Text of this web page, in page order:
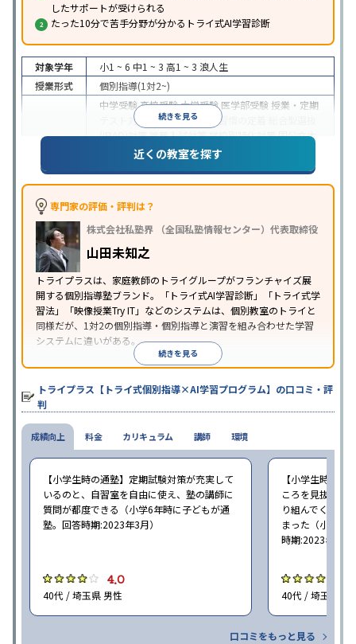
したサポートが受けられる
たった10分で苦手分野が分かるトライ式AI学習診断
続きを見る
対象学年 小1 ~ 6 中1 ~ 3 高1 ~ 3 浪人生
授業形式
個別指導(1対2~)
中学受験高校受験大学受験 医学部受験 授業・定期
テスト対策
内申点対策 学習習慣の定着
(旧AO)対策推薦入試対策学校別特化対策国公立大
私大対策共通テスト対策
英語・英会話特化
特徴
中高一貫校生に対応
応
学習にPC・タブレットを利用
科目から受講可能 季節講習のみの受講可発達障害
の子どもに対応
※2023年3月調査。
小学校高学年の個別指導塾アンケート調査方法
近くの教室を探す
専門家の評価・評判は？
株式会社私塾界 （全国私塾情報センター）代表取締役
山田未知之
トライプラスは、家庭教師のトライグループがフランチャイズ展
開する個別指導塾ブランド。「トライ式AI学習診断」「トライ式学
習法」「映像授業Try IT」などのシステムは、個別教室のトライと
同様だが、1対2の個別指導・個別指導と演習を組み合わせた学習
システムに違いがある。
続きを見る
トライプラス【トライ式個別指導×AI学習プログラム】の口コミ・評
判
成績向上
【小学生時の通塾】定期試験対策が充実して
いるのと、自習室を自由に使え、塾の講師に
質問が都度できる（小学6年時に子どもが通
塾。回答時期:2023年3月）
4.0
40代 / 埼玉県 男性
【小学生時の通
ころを見抜いて
り組んでくれた
まった（小学5
時期:2023年3月
40代 / 埼玉県 女
口コミをもっと見る
料金 カリキュラム 講師 環境